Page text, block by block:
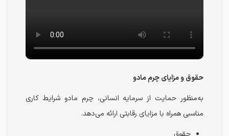
حقوق و مزایای چرم مادو
به‌منظور حمایت از سرمایه انسانی، چرم مادو شرایط کاری
مناسبی همراه با مزایای رقابتی ارائه می‌دهد.